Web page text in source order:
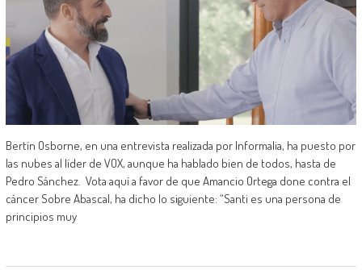
Bertín Osborne, en una entrevista realizada por Informalia, ha puesto por
las nubes al líder de VOX, aunque ha hablado bien de todos, hasta de
Pedro Sánchez. Vota aquí a favor de que Amancio Ortega done contra el
cáncer Sobre Abascal, ha dicho lo siguiente: “Santi es una persona de
principios muy